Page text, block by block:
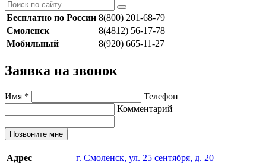
Бесплатно по России 8(800) 201-68-79
Смоленск
8(4812) 56-17-78
Мобильный
8(920) 665-11-27
Заявка на звонок
Имя *
Телефон
Комментарий
Позвоните мне
Адрес
г. Смоленск, ул. 25 сентября, д. 20